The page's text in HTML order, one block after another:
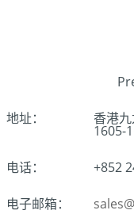
地址： 香港
1605-
电话： +852
电子邮箱：